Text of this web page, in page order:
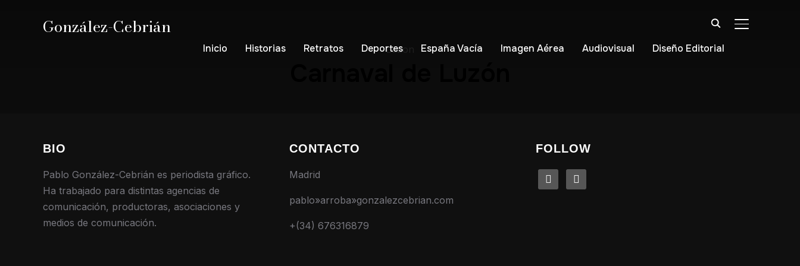
González-Cebrián ALTERNAR
Inicio Historias Retratos Deportes España Vacía Imagen Aérea Audiovisual Diseño Editorial
Luzon
BIO
Pablo González-Cebrián es periodista gráfico.
Ha trabajado para distintas agencias de
comunicación, productoras, asociaciones y
medios de comunicación.
CONTACTO
Madrid
pablo»arroba»gonzalezcebrian.com
+(34) 676316879
FOLLOW
linkedin instagram